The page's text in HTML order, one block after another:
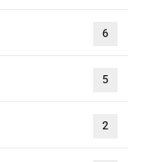
6
5
2